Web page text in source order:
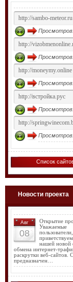
Список
Новости проекта
Авг
08
Открытие
Уважаемые
пользователи,
нашей новой
обмена интернет-
раскрутки веб-сайтов.
предназначен…